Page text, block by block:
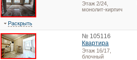
Этаж 2/24,
монолит-кирпич
Раскрыть
№ 105116
Квартира
Этаж 16/17,
блочный